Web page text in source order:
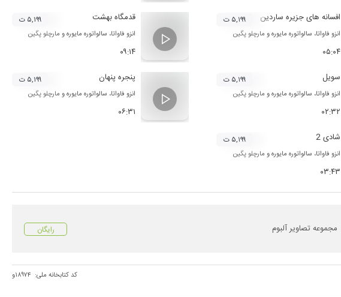
افسانه های جزیره ساردین
انزو فاواتا، سالواتوره مایورهو مارچلو پگین
۰۵:۰۴
۵,۱۹۹ ت قدمگاه بهشت
انزو فاواتا، سالواتوره مایورهو مارچلو پگین
۰۹:۱۴
۵,۱۹۹ ت
سویل
انزو فاواتا، سالواتوره مایورهو مارچلو پگین
۰۲:۳۲
۵,۱۹۹ ت پنجره پنهان
انزو فاواتا، سالواتوره مایورهو مارچلو پگین
۰۶:۳۱
۵,۱۹۹ ت
شادی 2
انزو فاواتا، سالواتوره مایورهو مارچلو پگین
۰۳:۴۳
۵,۱۹۹ ت
مجموعه تصاویر آلبوم رایگان
کد کتابخانه ملی: ۱۸۹۷۴و